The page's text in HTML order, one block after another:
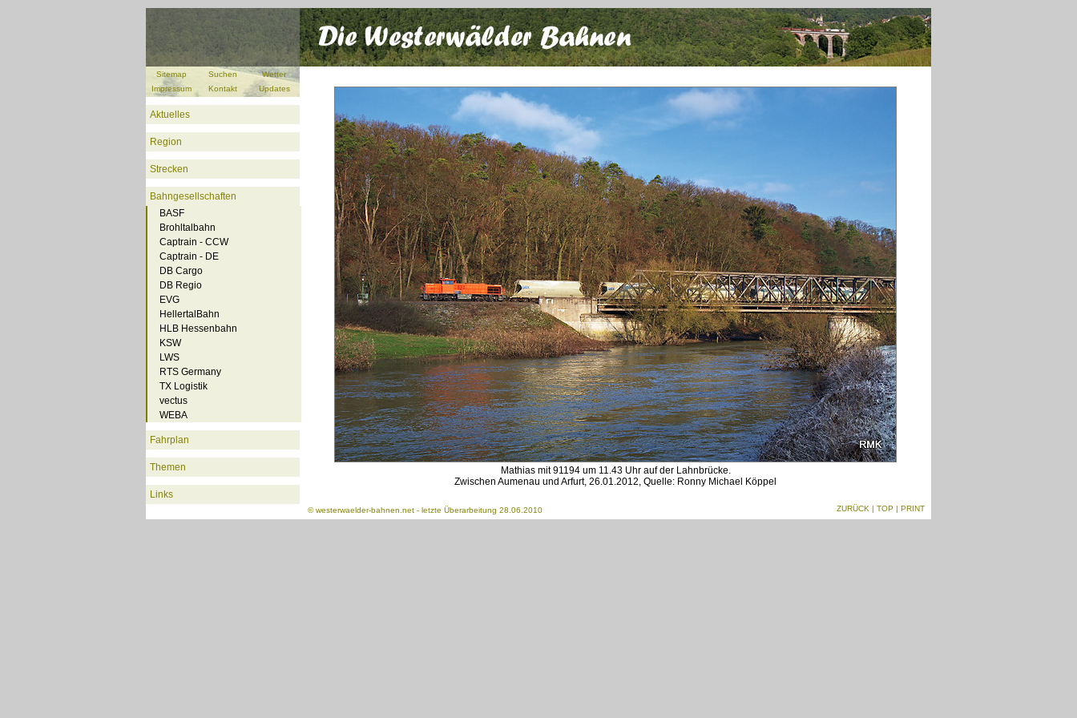
Sitemap Suchen
Wetter
Impressum
Kontakt Updates
Aktuelles
Region
Strecken
Bahngesellschaften
BASF
Brohltalbahn
Captrain - CCW
Captrain - DE
DB Cargo
DB Regio
EVG
HellertalBahn
HLB Hessenbahn
KSW
LWS
RTS Germany
TX Logistik
vectus
WEBA
Fahrplan
Themen
Links
Mathias mit 91194 um 11.43 Uhr auf der Lahnbrücke.
Zwischen Aumenau und Arfurt, 26.01.2012, Quelle: Ronny Michael Köppel
©westerwaelder-bahnen.net - letzte Überarbeitung 28.06.2010 ZURÜCK | TOP | PRINT